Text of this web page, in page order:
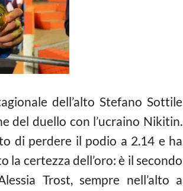
dell’alto Stefano Sottile
del duello con l’ucraino Nikitin.
di perdere il podio a 2.14 e ha
la certezza dell’oro: è il secondo
Trost, sempre nell’alto a